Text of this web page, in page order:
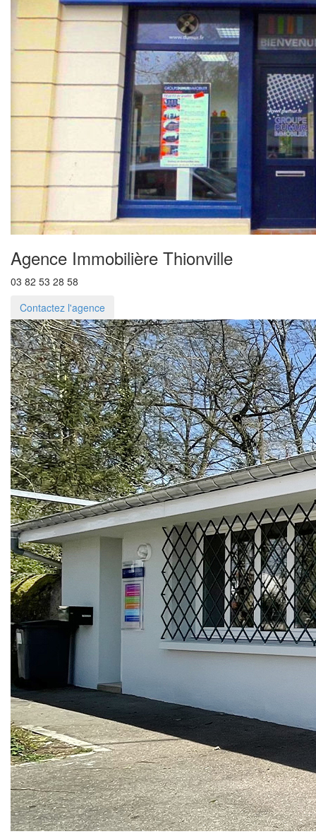
Agence Immobilière Thionville
03 82 53 28 58
Contactez l'agence